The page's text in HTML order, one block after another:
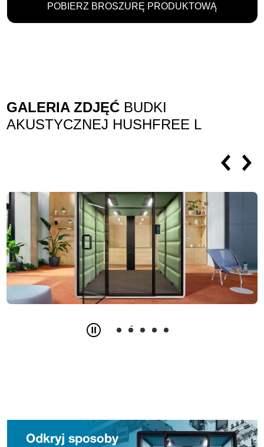
POBIERZ BROSZURĘ PRODUKTOWĄ
GALERIA ZDJĘĆ BUDKI
AKUSTYCZNEJ HUSHFREE L